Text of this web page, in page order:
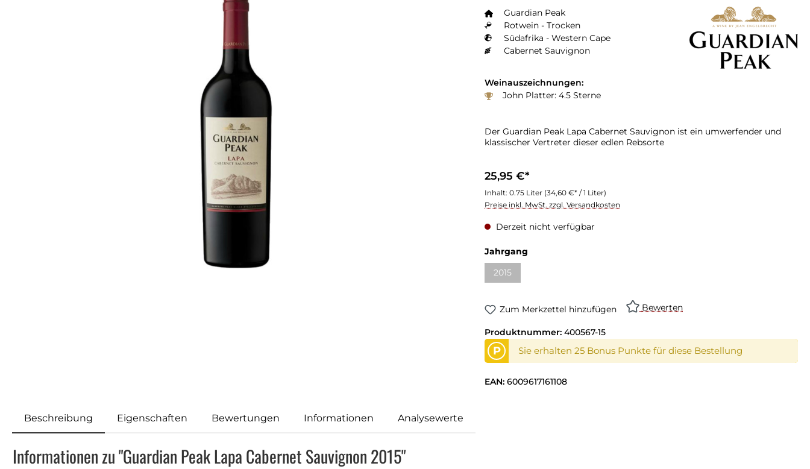
Guardian Peak
Rotwein - Trocken
Südafrika - Western Cape
Cabernet Sauvignon
Weinauszeichnungen:
John Platter: 4.5 Sterne
Der Guardian Peak Lapa Cabernet Sauvignon ist ein umwerfender und
klassischer Vertreter dieser edlen Rebsorte
25,95 €*
Inhalt: 0.75 Liter (34,60 €* / 1 Liter)
Preise inkl. MwSt. zzgl. Versandkosten
Derzeit nicht verfügbar
Jahrgang
2015
Zum Merkzettel hinzufügen Bewerten
Produktnummer: 400567-15
P Sie erhalten 25 Bonus Punkte für diese Bestellung
EAN: 6009617161108
Beschreibung Eigenschaften Bewertungen Informationen Analysewerte
Informationen zu "Guardian Peak Lapa Cabernet Sauvignon 2015"